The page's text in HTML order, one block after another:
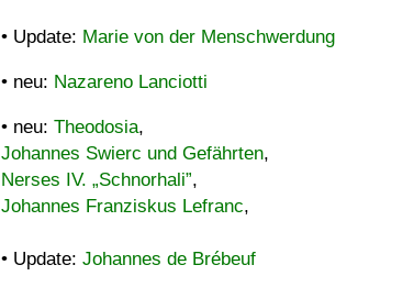
• Update: Marie von der Menschwerdung
• neu: Nazareno Lanciotti
• neu: Theodosia,
Johannes Swierc und Gefährten,
Nerses IV. „Schnorhali”,
Johannes Franziskus Lefranc,
• Update: Johannes de Brébeuf